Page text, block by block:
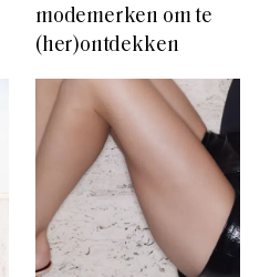
modemerken om te
(her)ontdekken